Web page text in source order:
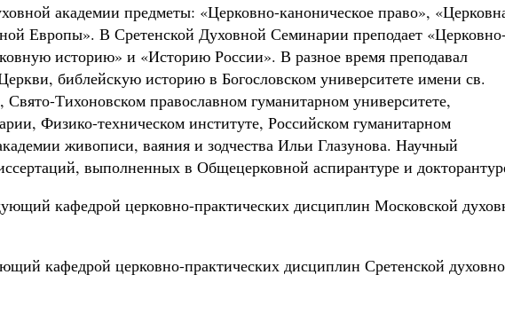
академии предметы: «Церковно-каноническое право»,
Европы». В Сретенской Духовной Семинарии преподает
историю» и «Историю России». В разное время преподавал
библейскую историю в Богословском университете имени св.
Свято-Тихоновском православном гуманитарном университете,
Физико-техническом институте, Российском гуманитарном
живописи, ваяния и зодчества Ильи Глазунова. Научный
выполненных в Общецерковной аспирантуре и
кафедрой церковно-практических дисциплин Московской
кафедрой церковно-практических дисциплин Сретенской